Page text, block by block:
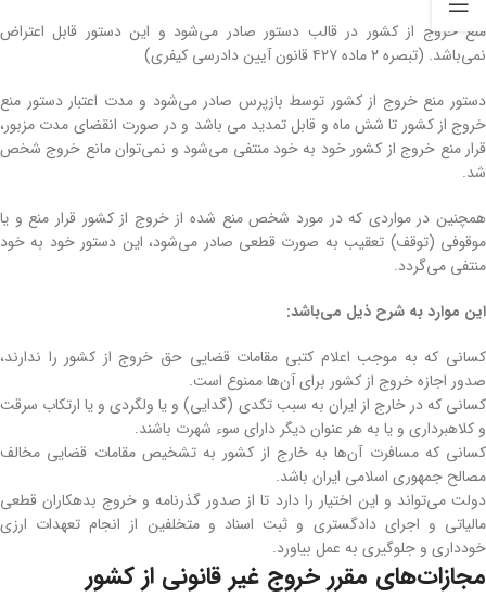
منع خروج از کشور در قالب دستور صادر می‌شود و این دستور قابل اعتراض
نمی‌باشد. (تبصره ۲ ماده ۴۲۷ قانون آیین دادرسی کیفری)
دستور منع خروج از کشور توسط بازپرس صادر می‌شود و مدت اعتبار دستور منع
خروج از کشور تا شش ماه و قابل تمدید می باشد و در صورت انقضای مدت مزبور،
قرار منع خروج از کشور خود به خود منتفی می‌شود و نمی‌توان مانع خروج شخص
شد.
همچنین در مواردی که در مورد شخص منع شده از خروج از کشور قرار منع و یا
موقوفی (توقف) تعقیب به صورت قطعی صادر می‌شود، این دستور خود به خود
منتفی می‌گردد.
این موارد به شرح ذیل می‌باشد:
کسانی که به موجب اعلام کتبی مقامات قضایی حق خروج از کشور را ندارند،
صدور اجازه خروج از کشور برای آن‌ها ممنوع است.
کسانی که در خارج از ایران به سبب تکدی (گدایی) و یا ولگردی و یا ارتکاب سرقت
و کلاهبرداری و یا به ‌هر عنوان دیگر دارای سوء شهرت باشند.
کسانی که مسافرت آن‌ها به خارج از کشور به تشخیص مقامات قضایی مخالف
مصالح جمهوری اسلامی ایران باشد.
دولت می‌تواند و این اختیار را دارد تا از صدور گذرنامه و خروج بدهکاران قطعی
مالیاتی و اجرای دادگستری و ثبت اسناد و متخلفین از انجام تعهدات ارزی
خودداری و جلوگیری به عمل بیاورد.
مجازات‌های مقرر خروج غیر قانونی از کشور